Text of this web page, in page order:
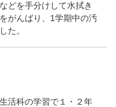
どを手分けして水拭き
がんばり、1学期中の汚
た。
活科の学習で１・２年